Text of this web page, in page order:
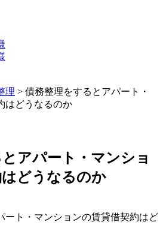
理 > 債務整理をするとアパート・
はどうなるのか
アパート・マンショ
どうなるのか